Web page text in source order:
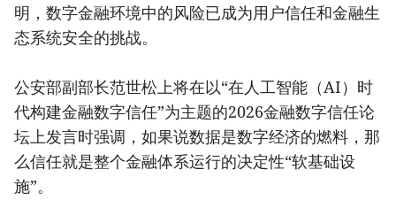
明，数字金融环境中的风险已成为用户信任和金融生
态系统安全的挑战。
公安部副部长范世松上将在以“在人工智能（AI）时
代构建金融数字信任”为主题的2026金融数字信任论
坛上发言时强调，如果说数据是数字经济的燃料，那
么信任就是整个金融体系运行的决定性“软基础设
施”。